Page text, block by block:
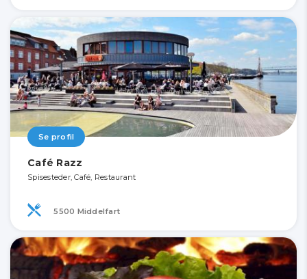
Se profil
Café Razz
Spisesteder, Café, Restaurant
5500 Middelfart